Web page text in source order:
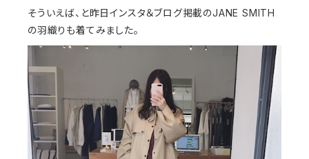
そういえば、と昨日インスタ＆ブログ掲載のJANE SMITH
の羽織りも着てみました。